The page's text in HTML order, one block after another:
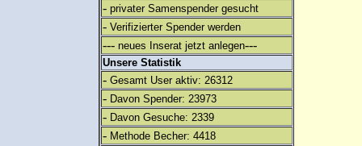
- privater Samenspender gesucht
- Verifizierter Spender werden
--- neues Inserat jetzt anlegen---
Unsere Statistik
- Gesamt User aktiv: 26312
- Davon Spender: 23973
- Davon Gesuche: 2339
- Methode Becher: 4418